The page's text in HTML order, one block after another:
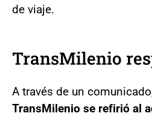
de viaje.
TransMilenio
A través de un
TransMilenio se refirió al